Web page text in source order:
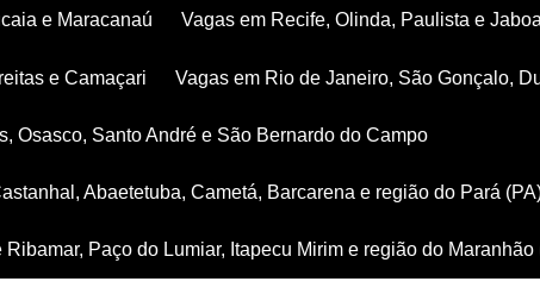
e Maracanaú Vagas em Recife, Olinda, Paulista e
e Camaçari Vagas em Rio de Janeiro, São Gonçalo,
Osasco, Santo André e São Bernardo do Campo
Abaetetuba, Cametá, Barcarena e região do Pará
Paço do Lumiar, Itapecu Mirim e região do Maranhão